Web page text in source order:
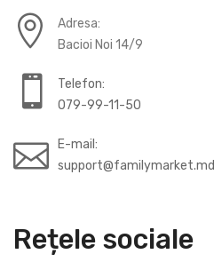
Rețele sociale
Adresa:
Bacioi Noi 14/9
Telefon:
079-99-11-50
E-mail:
support@familymarket.md